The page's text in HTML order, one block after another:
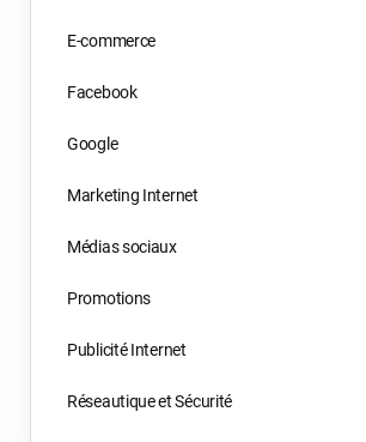
E-commerce
Facebook
Google
Marketing Internet
Médias sociaux
Promotions
Publicité Internet
Réseautique et Sécurité